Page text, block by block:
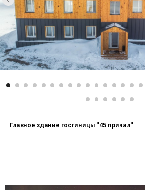
Главное здание гостиницы "45 причал"